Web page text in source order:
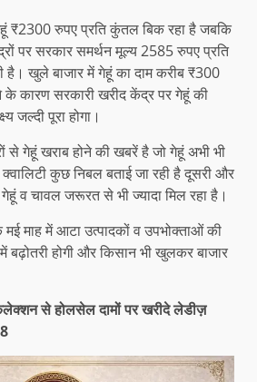
₹2300 रुपए प्रति कुंतल बिक रहा है जबकि
पर सरकार समर्थन मूल्य 2585 रुपए प्रति
खुले बाजार में गेहूं का दाम करीब ₹300
कारण सरकारी खरीद केंद्र पर गेहूं की
जल्दी पूरा होगा।
से गेहूं खराब होने की खबरें है जो गेहूं अभी भी
कुछ निबल बताई जा रही है दूसरी और
व चावल जरूरत से भी ज्यादा मिल रहा है।
मई माह में आटा उत्पादकों व उपभोक्ताओं की
बढ़ोतरी होगी और किसान भी खुलकर बाजार
से होलसेल दामों पर खरीदे लेडीज़